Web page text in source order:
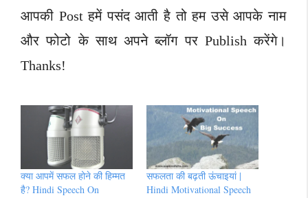
आपकी Post हमें पसंद आती है तो हम उसे आपके नाम
और फोटो के साथ अपने ब्लॉग पर Publish करेंगे।
Thanks!
क्या आपमें सफल होने की हिम्मत
है? Hindi Speech On
सफलता की बढ़ती ऊंचाइयां |
Hindi Motivational Speech